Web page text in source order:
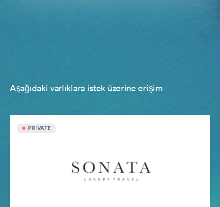
Aşağıdaki varlıklara istek üzerine erişim
PRIVATE